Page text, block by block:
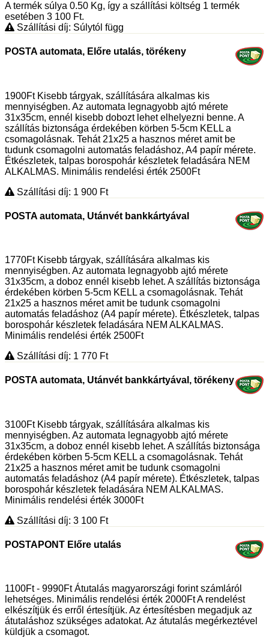
A termék súlya 0.50 Kg, így a szállítási költség 1 termék
esetében 3 100 Ft.
Szállítási díj: Súlytól függ
POSTA automata, Előre utalás, törékeny
1900Ft Kisebb tárgyak, szállítására alkalmas kis
mennyiségben. Az automata legnagyobb ajtó mérete
31x35cm, ennél kisebb dobozt lehet elhelyezni benne. A
szállítás biztonsága érdekében körben 5-5cm KELL a
csomagolásnak. Tehát 21x25 a hasznos méret amit be
tudunk csomagolni automatás feladáshoz, A4 papír mérete.
Étkészletek, talpas borospohár készletek feladására NEM
ALKALMAS. Minimális rendelési érték 2500Ft
Szállítási díj: 1 900 Ft
POSTA automata, Utánvét bankkártyával
1770Ft Kisebb tárgyak, szállítására alkalmas kis
mennyiségben. Az automata legnagyobb ajtó mérete
31x35cm, a doboz ennél kisebb lehet. A szállítás biztonsága
érdekében körben 5-5cm KELL a csomagolásnak. Tehát
21x25 a hasznos méret amit be tudunk csomagolni
automatás feladáshoz (A4 papír mérete). Étkészletek, talpas
borospohár készletek feladására NEM ALKALMAS.
Minimális rendelési érték 2500Ft
Szállítási díj: 1 770 Ft
POSTA automata, Utánvét bankkártyával, törékeny
3100Ft Kisebb tárgyak, szállítására alkalmas kis
mennyiségben. Az automata legnagyobb ajtó mérete
31x35cm, a doboz ennél kisebb lehet. A szállítás biztonsága
érdekében körben 5-5cm KELL a csomagolásnak. Tehát
21x25 a hasznos méret amit be tudunk csomagolni
automatás feladáshoz (A4 papír mérete). Étkészletek, talpas
borospohár készletek feladására NEM ALKALMAS.
Minimális rendelési érték 3000Ft
Szállítási díj: 3 100 Ft
POSTAPONT Előre utalás
1100Ft - 9990Ft Átutalás magyarországi forint számláról
lehetséges. Minimális rendelési érték 2000Ft A rendelést
elkészítjük és erről értesítjük. Az értesítésben megadjuk az
átutaláshoz szükséges adatokat. Az átutalás megérkeztével
küldjük a csomagot.